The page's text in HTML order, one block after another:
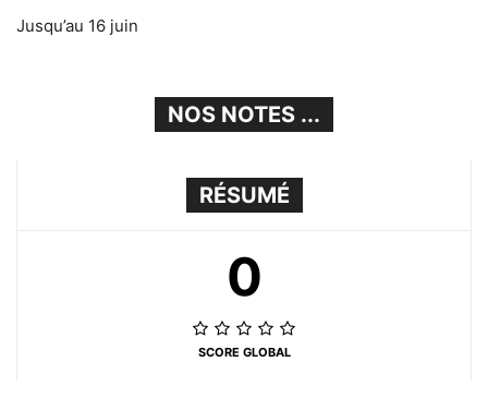
Jusqu’au 16 juin
NOS NOTES ...
RÉSUMÉ
0
SCORE GLOBAL